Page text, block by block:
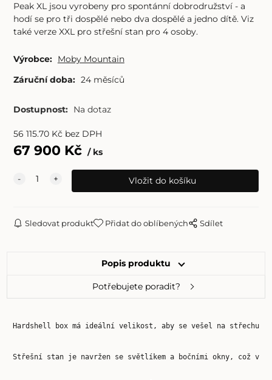
Peak XL jsou vyrobeny pro spontánní dobrodružství - a
hodí se pro tři dospělé nebo dva dospělé a jedno dítě. Viz
také verze XXL pro střešní stan pro 4 osoby.
Výrobce: Moby Mountain
Záruční doba: 24 měsíců
Dostupnost: Na dotaz
56 115.70Kč bez DPH
67 900 Kč ks
Sledovat produkt Přidat do oblíbených Sdílet
Popis produktu
Potřebujete poradit?
Hardshell box má ideální velikost, aby se vešel na
Střešní stan je navržen se světlíkem a bočními okny, což